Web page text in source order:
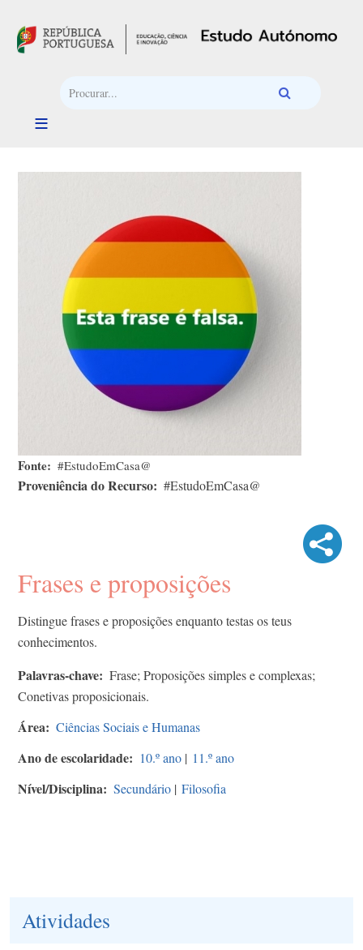
Fonte #EstudoEmCasa@
Proveniência do Recurso #EstudoEmCasa@
Frases e proposições
Distingue frases e proposições enquanto testas os teus
conhecimentos.
Palavras-chave
Frase; Proposições simples e complexas;
Conetivas proposicionais.
Área Ciências Sociais e Humanas
Ano de escolaridade 10.º ano | 11.º ano
Nível/Disciplina Secundário | Filosofia
Atividades